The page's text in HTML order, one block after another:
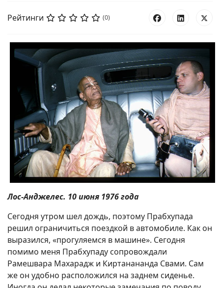
Рейтинги (0)
Лос-Анджелес. 10 июня 1976 года
Сегодня утром шел дождь, поэтому Прабхупада
решил ограничиться поездкой в автомобиле. Как он
выразился, «прогуляемся в машине». Сегодня
помимо меня Прабхупаду сопровождали
Рамешвара Махарадж и Киртанананда Свами. Сам
же он удобно расположился на заднем сиденье.